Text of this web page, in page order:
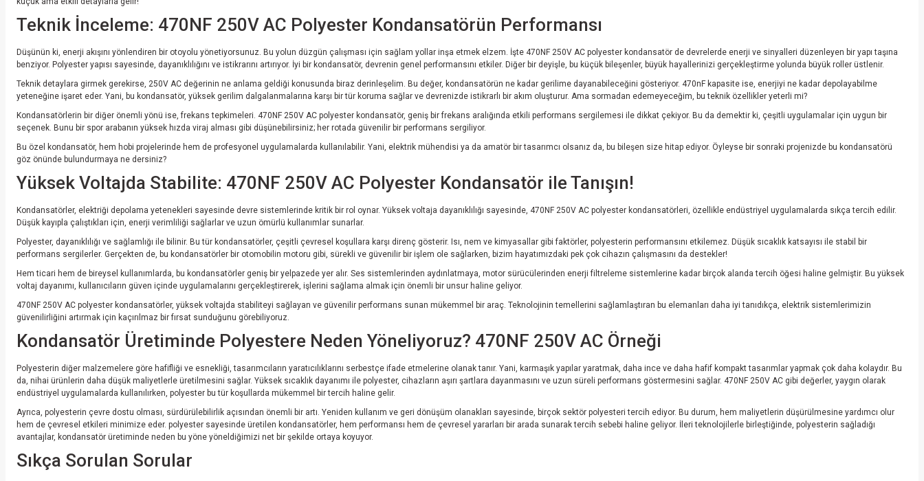
Teknik İnceleme: 470NF 250V AC Polyester Kondansatörün Performansı
Düşünün ki, enerji akışını yönlendiren bir otoyolu yönetiyorsunuz. Bu yolun düzgün çalışması için sağlam yollar inşa etmek elzem. İşte 470NF 250V AC polyester kondansatör de devrelerde enerji ve sinyalleri düzenleyen bir yapı taşına
benziyor. Polyester yapısı sayesinde, dayanıklılığını ve istikrarını artırıyor. İyi bir kondansatör, devrenin genel performansını etkiler. Diğer bir deyişle, bu küçük bileşenler, büyük hayallerinizi gerçekleştirme yolunda büyük roller üstlenir.
Teknik detaylara girmek gerekirse, 250V AC değerinin ne anlama geldiği konusunda biraz derinleşelim. Bu değer, kondansatörün ne kadar gerilime dayanabileceğini gösteriyor. 470nF kapasite ise, enerjiyi ne kadar depolayabilme
yeteneğine işaret eder. Yani, bu kondansatör, yüksek gerilim dalgalanmalarına karşı bir tür koruma sağlar ve devrenizde istikrarlı bir akım oluşturur. Ama sormadan edemeyeceğim, bu teknik özellikler yeterli mi?
Kondansatörlerin bir diğer önemli yönü ise, frekans tepkimeleri. 470NF 250V AC polyester kondansatör, geniş bir frekans aralığında etkili performans sergilemesi ile dikkat çekiyor. Bu da demektir ki, çeşitli uygulamalar için uygun bir
seçenek. Bunu bir spor arabanın yüksek hızda viraj alması gibi düşünebilirsiniz; her rotada güvenilir bir performans sergiliyor.
Bu özel kondansatör, hem hobi projelerinde hem de profesyonel uygulamalarda kullanılabilir. Yani, elektrik mühendisi ya da amatör bir tasarımcı olsanız da, bu bileşen size hitap ediyor. Öyleyse bir sonraki projenizde bu kondansatörü
göz önünde bulundurmaya ne dersiniz?
Yüksek Voltajda Stabilite: 470NF 250V AC Polyester Kondansatör ile Tanışın!
Kondansatörler, elektriği depolama yetenekleri sayesinde devre sistemlerinde kritik bir rol oynar. Yüksek voltaja dayanıklılığı sayesinde, 470NF 250V AC polyester kondansatörleri, özellikle endüstriyel uygulamalarda sıkça tercih edilir.
Düşük kayıpla çalıştıkları için, enerji verimliliği sağlarlar ve uzun ömürlü kullanımlar sunarlar.
Polyester, dayanıklılığı ve sağlamlığı ile bilinir. Bu tür kondansatörler, çeşitli çevresel koşullara karşı direnç gösterir. Isı, nem ve kimyasallar gibi faktörler, polyesterin performansını etkilemez. Düşük sıcaklık katsayısı ile stabil bir
performans sergilerler. Gerçekten de, bu kondansatörler bir otomobilin motoru gibi, sürekli ve güvenilir bir işlem ole sağlarken, bizim hayatımızdaki pek çok cihazın çalışmasını da destekler!
Hem ticari hem de bireysel kullanımlarda, bu kondansatörler geniş bir yelpazede yer alır. Ses sistemlerinden aydınlatmaya, motor sürücülerinden enerji filtreleme sistemlerine kadar birçok alanda tercih öğesi haline gelmiştir. Bu yüksek
voltaj dayanımı, kullanıcıların güven içinde uygulamalarını gerçekleştirerek, işlerini sağlama almak için önemli bir unsur haline geliyor.
470NF 250V AC polyester kondansatörler, yüksek voltajda stabiliteyi sağlayan ve güvenilir performans sunan mükemmel bir araç. Teknolojinin temellerini sağlamlaştıran bu elemanları daha iyi tanıdıkça, elektrik sistemlerimizin
güvenilirliğini artırmak için kaçırılmaz bir fırsat sunduğunu görebiliyoruz.
Kondansatör Üretiminde Polyestere Neden Yöneliyoruz? 470NF 250V AC Örneği
Polyesterin diğer malzemelere göre hafifliği ve esnekliği, tasarımcıların yaratıcılıklarını serbestçe ifade etmelerine olanak tanır. Yani, karmaşık yapılar yaratmak, daha ince ve daha hafif kompakt tasarımlar yapmak çok daha kolaydır. Bu
da, nihai ürünlerin daha düşük maliyetlerle üretilmesini sağlar. Yüksek sıcaklık dayanımı ile polyester, cihazların aşırı şartlara dayanmasını ve uzun süreli performans göstermesini sağlar. 470NF 250V AC gibi değerler, yaygın olarak
endüstriyel uygulamalarda kullanılırken, polyester bu tür koşullarda mükemmel bir tercih haline gelir.
Ayrıca, polyesterin çevre dostu olması, sürdürülebilirlik açısından önemli bir artı. Yeniden kullanım ve geri dönüşüm olanakları sayesinde, birçok sektör polyesteri tercih ediyor. Bu durum, hem maliyetlerin düşürülmesine yardımcı olur
hem de çevresel etkileri minimize eder. polyester sayesinde üretilen kondansatörler, hem performansı hem de çevresel yararları bir arada sunarak tercih sebebi haline geliyor. İleri teknolojilerle birleştiğinde, polyesterin sağladığı
avantajlar, kondansatör üretiminde neden bu yöne yöneldiğimizi net bir şekilde ortaya koyuyor.
Sıkça Sorulan Sorular